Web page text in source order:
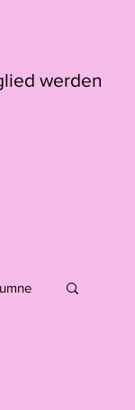
werden